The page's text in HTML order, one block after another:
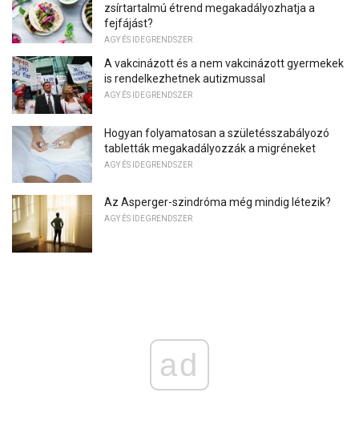
zsírtartalmú étrend megakadályozhatja a
fejfájást?
AGY ÉS IDEGRENDSZER
A vakcinázott és a nem vakcinázott gyermekek
is rendelkezhetnek autizmussal
AGY ÉS IDEGRENDSZER
Hogyan folyamatosan a születésszabályozó
tabletták megakadályozzák a migréneket
AGY ÉS IDEGRENDSZER
Az Asperger-szindróma még mindig létezik?
AGY ÉS IDEGRENDSZER
ad